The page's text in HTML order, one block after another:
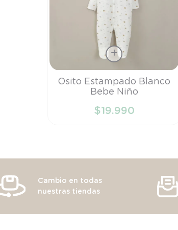
Talla
AÑADIR AL CARRITO
Osito Estampado Blanco
Bebe Niño
$19.990
Cambio en todas
nuestras tiendas